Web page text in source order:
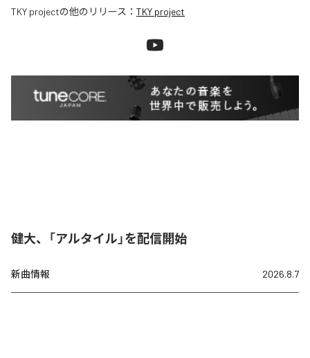
TKY projectの他のリリース： TKY project
健大、「アルタイル」を配信開始
新曲情報 2026.8.7